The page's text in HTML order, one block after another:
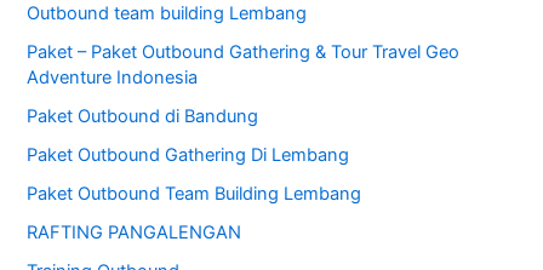
Outbound team building Lembang
Paket – Paket Outbound Gathering & Tour Travel Geo
Adventure Indonesia
Paket Outbound di Bandung
Paket Outbound Gathering Di Lembang
Paket Outbound Team Building Lembang
RAFTING PANGALENGAN